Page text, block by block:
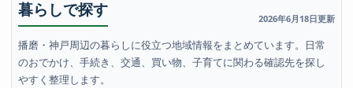
暮らしで探す 2026年6月18日更新
播磨・神戸周辺の暮らしに役立つ地域情報をまとめています。日常
のおでかけ、手続き、交通、買い物、子育てに関わる確認先を探し
やすく整理します。